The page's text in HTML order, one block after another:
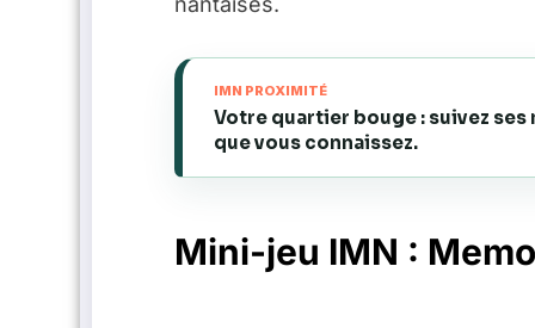
IMN PROXIMITÉ
Votre quartier bouge : suivez
que vous connaissez.
Mini-jeu IMN :